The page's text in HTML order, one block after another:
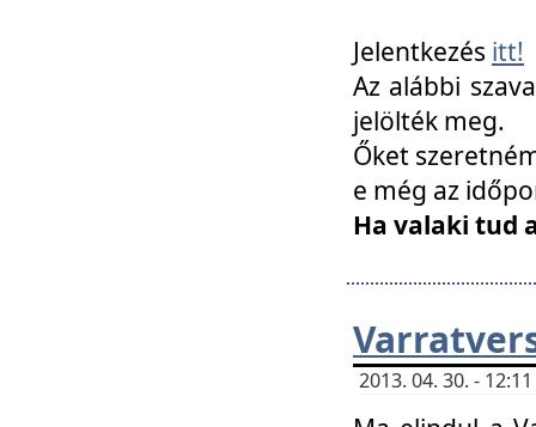
Jelentkezés itt!
Az alábbi
jelölték meg.
Őket
e még az
Ha valaki tud
2013. 04. 30. -